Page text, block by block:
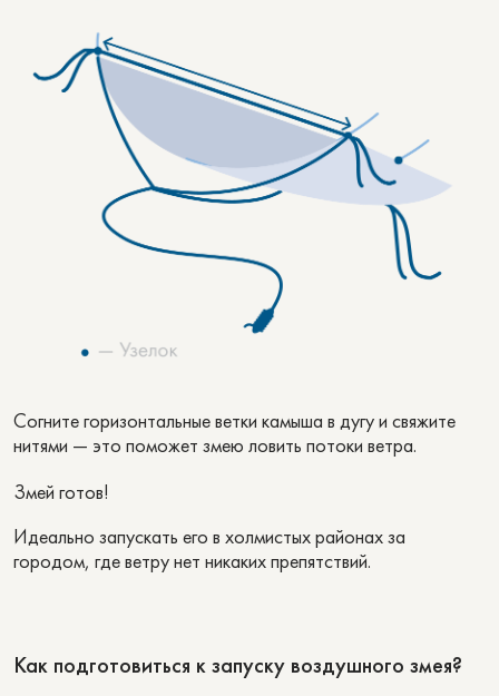
Согните горизонтальные ветки камыша в дугу и свяжите
нитями — это поможет змею ловить потоки ветра.
Змей готов!
Идеально запускать его в холмистых районах за
городом, где ветру нет никаких препятствий.
Как подготовиться к запуску воздушного змея?